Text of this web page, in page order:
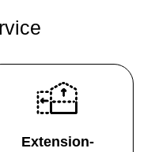
Extension-